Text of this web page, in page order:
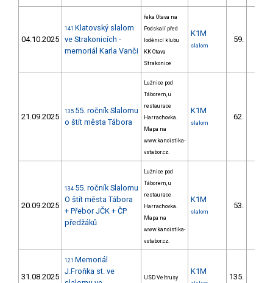
04.10.2025
141 Klatovský slalom
ve Strakonicích -
memoriál Karla Vanči
řeka Otava na
Podskalí před
loděnicí klubu
KK Otava
Strakonice
K1M
slalom
59.
21.09.2025
135 55. ročník Slalomu
o štít města Tábora
Lužnice pod
Táborem, u
restaurace
Harrachovka.
Mapa na
www.kanoistika-
vstabor.cz.
K1M
slalom
62.
20.09.2025
134 55. ročník Slalomu
O štít města Tábora
+ Přebor JČK + ČP
předžáků
Lužnice pod
Táborem, u
restaurace
Harrachovka.
Mapa na
www.kanoistika-
vstabor.cz.
K1M
slalom
53.
31.08.2025
121 Memoriál
J.Froňka st. ve
USD Veltrusy
K1M
135.